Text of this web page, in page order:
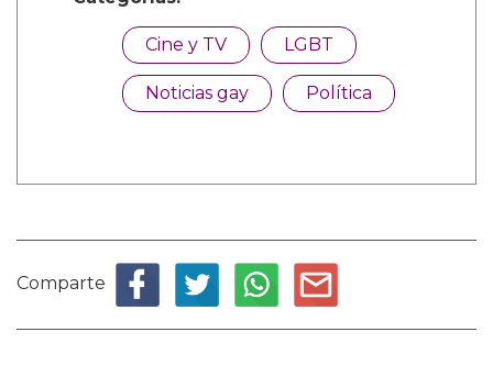
Cine y TV LGBT
Noticias gay Política
Comparte